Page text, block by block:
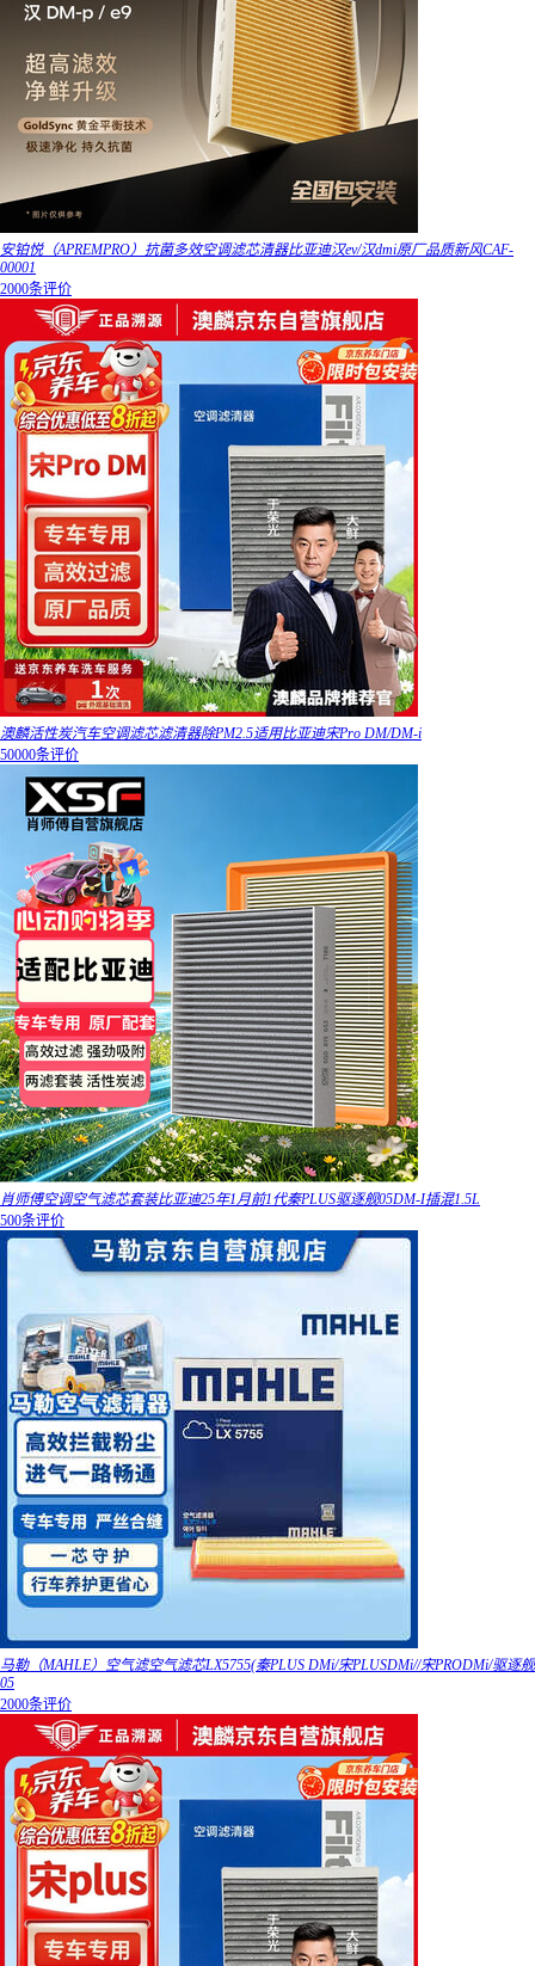
安铂悦（APREMPRO）抗菌多效空调滤芯清器比亚迪汉ev/汉dmi原厂品质新风CAF-
00001
2000条评价
澳麟活性炭汽车空调滤芯滤清器除PM2.5适用比亚迪宋Pro DM/DM-i
50000条评价
肖师傅空调空气滤芯套装比亚迪25年1月前1代秦PLUS驱逐舰05DM-I插混1.5L
500条评价
马勒（MAHLE）空气滤空气滤芯LX5755(秦PLUS DMi/宋PLUSDMi//宋PRODMi/驱逐舰
05
2000条评价